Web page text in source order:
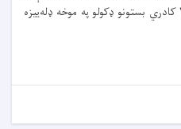
مسلکي پراختیا علمي غړو اړوند ۳۵۴ کادري بستونو ډکولو په موخه ډله‌ییزه